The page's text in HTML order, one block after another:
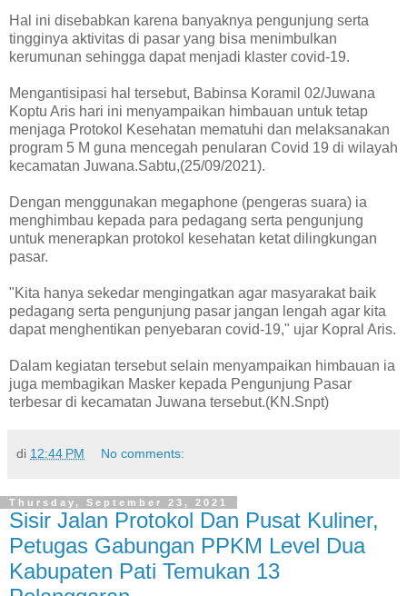
Hal ini disebabkan karena banyaknya pengunjung serta
tingginya aktivitas di pasar yang bisa menimbulkan
kerumunan sehingga dapat menjadi klaster covid-19.
Mengantisipasi hal tersebut, Babinsa Koramil 02/Juwana
Koptu Aris hari ini menyampaikan himbauan untuk tetap
menjaga Protokol Kesehatan mematuhi dan melaksanakan
program 5 M guna mencegah penularan Covid 19 di wilayah
kecamatan Juwana.Sabtu,(25/09/2021).
Dengan menggunakan megaphone (pengeras suara) ia
menghimbau kepada para pedagang serta pengunjung
untuk menerapkan protokol kesehatan ketat dilingkungan
pasar.
"Kita hanya sekedar mengingatkan agar masyarakat baik
pedagang serta pengunjung pasar jangan lengah agar kita
dapat menghentikan penyebaran covid-19," ujar Kopral Aris.
Dalam kegiatan tersebut selain menyampaikan himbauan ia
juga membagikan Masker kepada Pengunjung Pasar
terbesar di kecamatan Juwana tersebut.(KN.Snpt)
di 12:44 PM No comments:
Thursday, September 23, 2021
Sisir Jalan Protokol Dan Pusat Kuliner,
Petugas Gabungan PPKM Level Dua
Kabupaten Pati Temukan 13